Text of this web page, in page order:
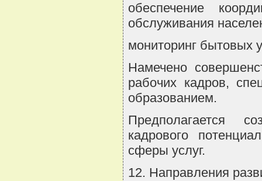
обеспечение
обслуживания
мониторинг бытовых
Намечено
рабочих кадров,
образованием.
Предполагается
кадрового
сферы услуг.
12. Направления